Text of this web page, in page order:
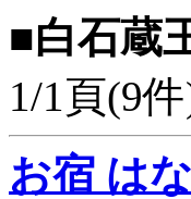
■白石蔵
1/1頁(9
お宿 は